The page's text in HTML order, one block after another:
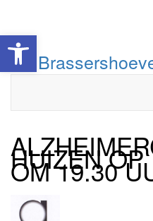
Toolbar openen
Doorgaan
naar
De
HUIZEN OP
OM 19.30